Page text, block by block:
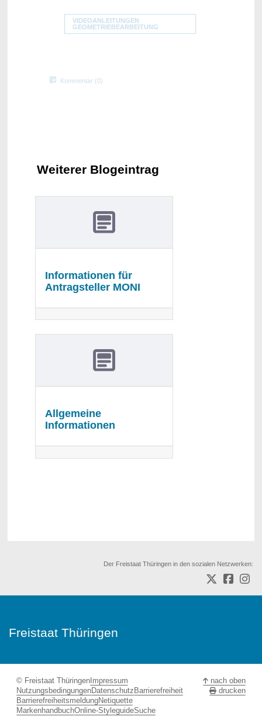
VIDEOANLEITUNGEN
GEOMETRIEBEARBEITUNG
Kommentar (0)
Weiterer Blogeintrag
Informationen für
Antragsteller MONI
Allgemeine
Informationen
Der Freistaat Thüringen in den sozialen Netzwerken:
Freistaat Thüringen
© Freistaat ThüringenImpressum
NutzungsbedingungenDatenschutzBarrierefreiheit
BarrierefreiheitsmeldungNetiquette
MarkenhandbuchOnline-StyleguideSuche
nach oben
drucken